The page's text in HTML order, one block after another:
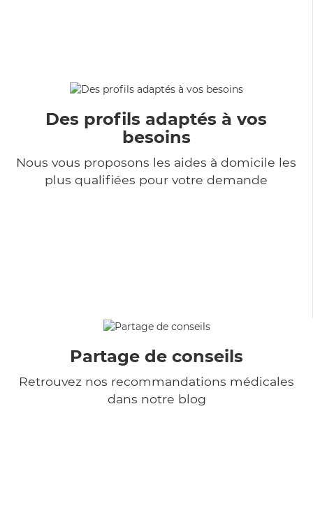
Des profils adaptés à vos
besoins
Nous vous proposons les aides à domicile les
plus qualifiées pour votre demande
Partage de conseils
Retrouvez nos recommandations médicales
dans notre blog